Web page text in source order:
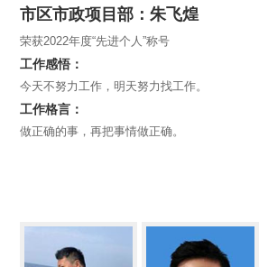
市区市政项目部：朱飞煌
荣获2022年度“先进个人”称号
工作感悟：
今天不努力工作，明天努力找工作。
工作格言：
做正确的事，再把事情做正确。